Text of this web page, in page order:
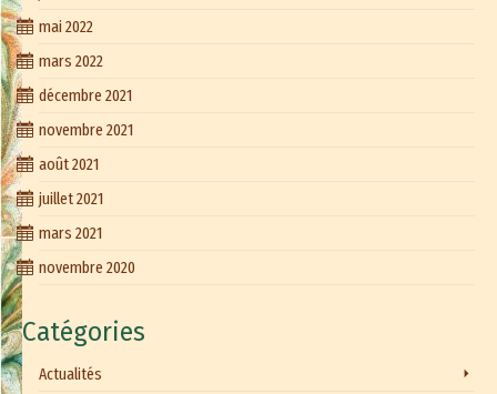
mai 2022
mars 2022
décembre 2021
novembre 2021
août 2021
juillet 2021
mars 2021
novembre 2020
Catégories
Actualités